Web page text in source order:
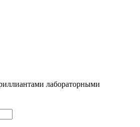
лабораторными